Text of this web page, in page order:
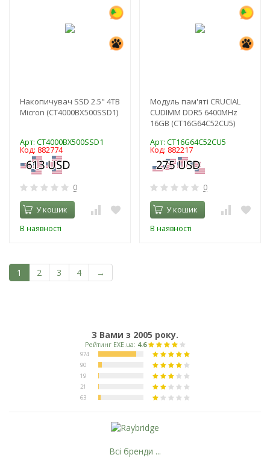
Накопичувач SSD 2.5" 4TB
Micron (CT4000BX500SSD1)
Арт: CT4000BX500SSD1
Код: 882774
0
У кошик
В наявності
Модуль пам'яті CRUCIAL
CUDIMM DDR5 6400MHz
16GB (CT16G64C52CU5)
Арт: CT16G64C52CU5
Код: 882217
0
У кошик
В наявності
1 2 3 4 →
З Вами з 2005 року.
Всі бренди ...